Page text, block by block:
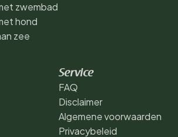
zwembad
hond
zee
Service
FAQ
Disclaimer
Algemene voorwaarden
Privacybeleid